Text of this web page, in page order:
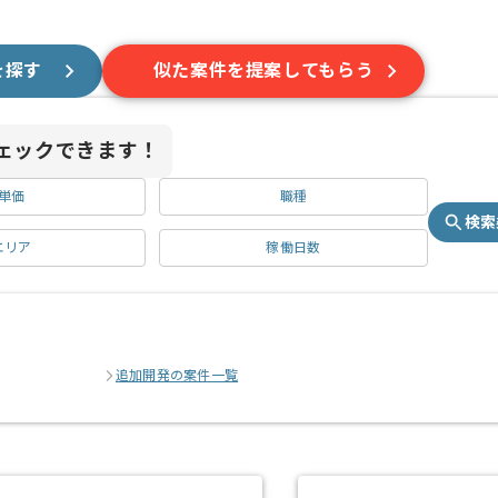
す 似た案件を提案してもらう
ックできます！
価 職種
リア 稼働日数
検
追加開発の案件一覧